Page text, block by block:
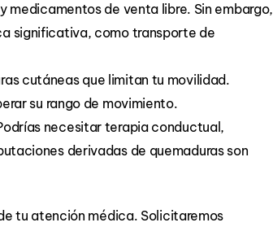
medicamentos de venta libre. Sin embargo,
significativa, como transporte de
cutáneas que limitan tu movilidad.
su rango de movimiento.
necesitar terapia conductual,
derivadas de quemaduras son
tu atención médica. Solicitaremos